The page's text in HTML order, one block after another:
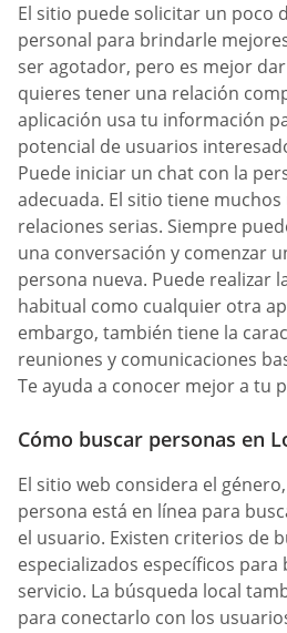
El sitio puede solicitar un poco
personal para brindarle
ser agotador, pero es mejor
quieres tener una relación
aplicación usa tu información
potencial de usuarios
Puede iniciar un chat con la
adecuada. El sitio tiene
relaciones serias. Siempre
una conversación y comenzar
persona nueva. Puede realizar
habitual como cualquier otra
embargo, también tiene la
reuniones y comunicaciones
Te ayuda a conocer mejor a tu
Cómo buscar personas en
El sitio web considera el
persona está en línea para
el usuario. Existen criterios de
especializados específicos
servicio. La búsqueda local
para conectarlo con los